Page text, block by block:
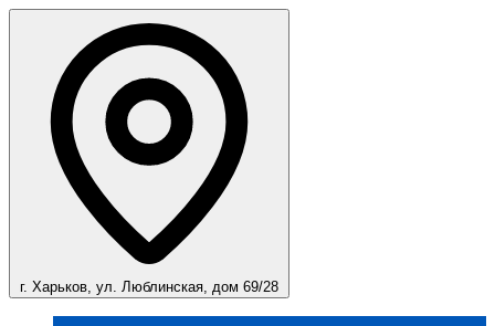
г. Харьков, ул. Люблинская, дом 69/28